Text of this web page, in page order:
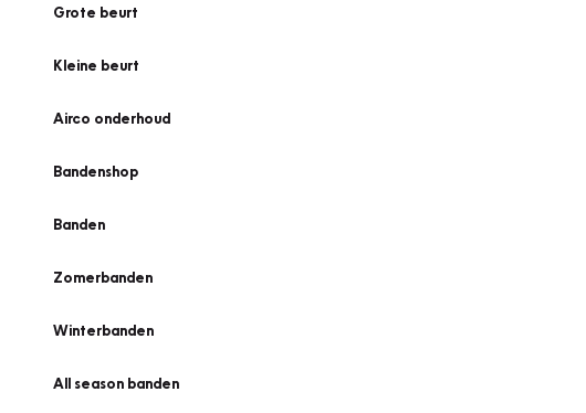
Grote beurt
Kleine beurt
Airco onderhoud
Bandenshop
Banden
Zomerbanden
Winterbanden
All season banden